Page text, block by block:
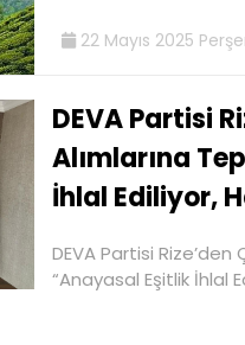
22 Mayıs 2025
DEVA Partisi
Alımlarına
İhlal Ediliyor,
DEVA Partisi Rize’den
“Anayasal Eşitlik İhlal